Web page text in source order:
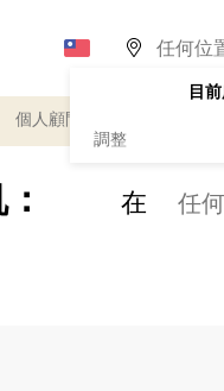
目
調整
個人顧問
在